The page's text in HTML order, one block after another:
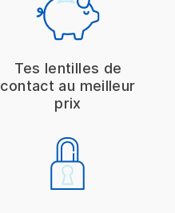
Tes lentilles de
contact au meilleur
prix